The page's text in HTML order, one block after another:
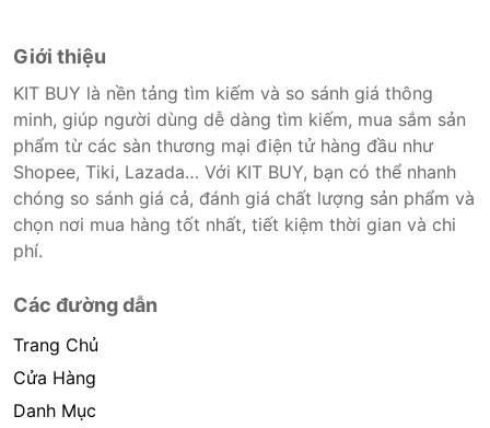
Giới thiệu
KIT BUY là nền tảng tìm kiếm và so sánh giá thông
minh, giúp người dùng dễ dàng tìm kiếm, mua sắm sản
phẩm từ các sàn thương mại điện tử hàng đầu như
Shopee, Tiki, Lazada… Với KIT BUY, bạn có thể nhanh
chóng so sánh giá cả, đánh giá chất lượng sản phẩm và
chọn nơi mua hàng tốt nhất, tiết kiệm thời gian và chi
phí.
Các đường dẫn
Trang Chủ
Cửa Hàng
Danh Mục